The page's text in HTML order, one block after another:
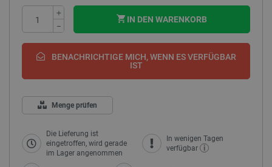
+
−
IN DEN WARENKORB
BENACHRICHTIGE MICH, WENN ES VERFÜGBAR
IST
Menge prüfen
Die Lieferung ist
eingetroffen, wird gerade
im Lager angenommen
In wenigen Tagen
verfügbar
i